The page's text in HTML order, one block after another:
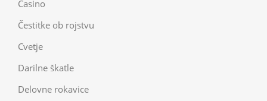
Casino
Čestitke ob rojstvu
Cvetje
Darilne škatle
Delovne rokavice